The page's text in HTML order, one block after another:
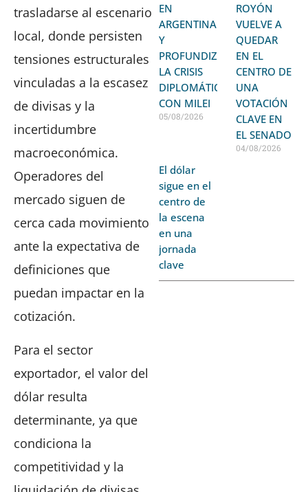
trasladarse al escenario
local, donde persisten
tensiones estructurales
vinculadas a la escasez
de divisas y la
incertidumbre
macroeconómica.
Operadores del
mercado siguen de
cerca cada movimiento
ante la expectativa de
definiciones que
puedan impactar en la
cotización.
Para el sector
exportador, el valor del
dólar resulta
determinante, ya que
condiciona la
competitividad y la
EN
ARGENTINA
Y
PROFUNDIZA
LA CRISIS
DIPLOMÁTICA
CON MILEI
05/08/2026
ROYÓN
VUELVE A
QUEDAR
EN EL
CENTRO DE
UNA
VOTACIÓN
CLAVE EN
EL SENADO
04/08/2026
El dólar
sigue en el
centro de
la escena
en una
jornada
clave